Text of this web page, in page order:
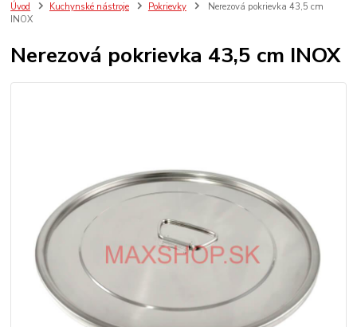
Úvod Kuchynské nástroje Pokrievky
Nerezová pokrievka 43,5 cm
INOX
Nerezová pokrievka 43,5 cm INOX